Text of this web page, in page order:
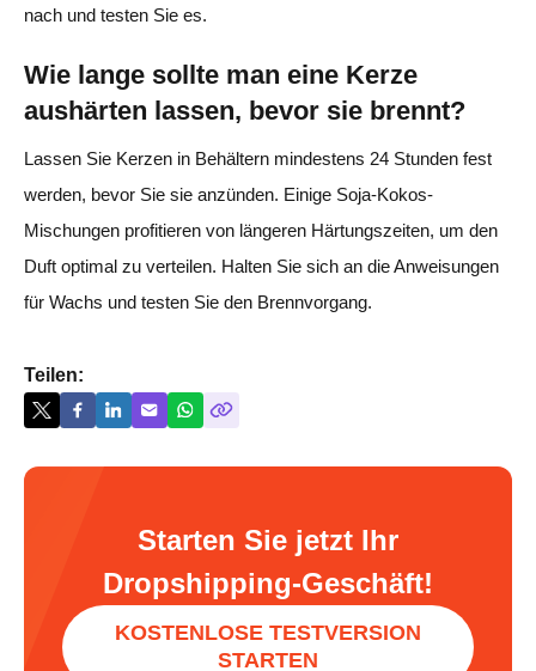
nach und testen Sie es.
Wie lange sollte man eine Kerze
aushärten lassen, bevor sie brennt?
Lassen Sie Kerzen in Behältern mindestens 24 Stunden fest
werden, bevor Sie sie anzünden. Einige Soja-Kokos-
Mischungen profitieren von längeren Härtungszeiten, um den
Duft optimal zu verteilen. Halten Sie sich an die Anweisungen
für Wachs und testen Sie den Brennvorgang.
Teilen:
Starten Sie jetzt Ihr
Dropshipping-Geschäft!
KOSTENLOSE TESTVERSION
STARTEN